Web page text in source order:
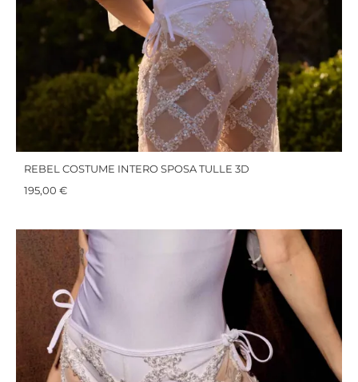
REBEL COSTUME INTERO SPOSA TULLE 3D
195,00 €